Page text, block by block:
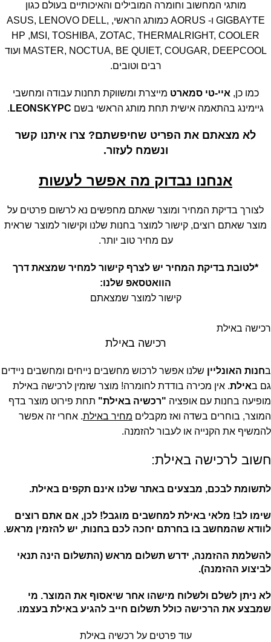
מותגי המחשוב וחומרה המובילים והאיכותיים בעולם כגון
GIGBAYTE ו- AORUS כמותג הראשי, ASUS, LENOVO DELL,
HP ,MSI, TOSHIBA, ZOTAC, THERMALRIGHT, COOLER
MASTER, NOCTUA, BE QUIET, COUGAR, DEEPCOOL ועוד
רבים וטובים.
כמו כן, איי-טי סמארט מייצרת ומשווקת תחנות עבודה ומחשבי
גיימינג בהתאמה אישית תחת מותג הראשי בשם LEONSKYPC
.
לא מצאתם את הפריט שחיפשתם? צרו איתנו קשר
ונשמח לעזור.
אנחנו נבדוק מה אפשר לעשות
לצורך בדיקת המחיר ומוצר שאתם מחפשים נא לרשום פרטים על
מוצר שאתם רוצים, קישור למוצר בחנות שלנו וקישור למוצר שראית
עם מחיר טוב יותר.
*לטובת בדיקת המחיר יש לצרף קישור למחיר שמצאת דרך
הוואטסאפ שלנו:
קישור למוצר שמצאתם
רכישה באילת
רכישה באילת
בחנות האונליין שלנו אפשר לרכוש מחשבים נייחים ומחשבים ניידים
גם באילת. אין מכירה בודדת לחומרה! מוצר שזמין לרכישה באילת
מופיעה בחנות עם אופציה "רכשיה באילת" תחת פירוט מוצר בדף
המוצר, בוחרים בשדה ואז מקבלים מחיר באילת. אחרי זה אפשר
להמשיף את הקנייה או לעבור להזמנה.
חשוב לרכישה באילת:
לתשומת לבכם, מבצעים באתר שלנו אינם תקפים באילת.
שימו לב! מלאי באילת למחשבים מוגבל! לכן, אם אתם רוצים
לוודא שהמחשב בו בחרתם יחכה לכם בחנות, יש להזמין מראש.
להשלמת ההזמנה, ידרש תשלום מראש (התשלום הינה תנאי
לביצוע ההזמנה).
לא ניתן לשלם ולשלוח מישהו אחר שיאסוף את המוצר. מי
שמבצע את הרכישה כולל תשלום חייב להגיע באילת בעצמו.
עוד פרטים על רכשיה באילת